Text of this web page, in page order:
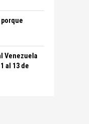
Venezuela
al 13 de